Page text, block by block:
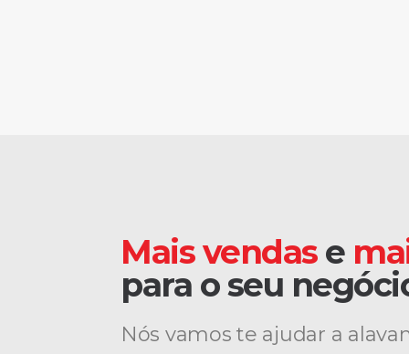
Mais vendase
para o seu
Nós vamos te ajudar a